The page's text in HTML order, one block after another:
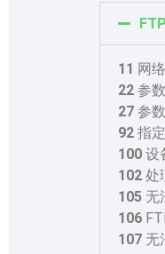
11 网
22 参
27 参
92 指
100 设
102 处
105 无
106
107 无